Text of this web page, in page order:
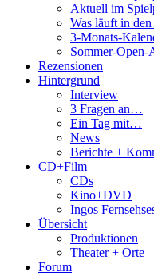
Aktuell im
Was läuft in den
3-Monats-
Sommer-
Rezensionen
Hintergrund
Interview
3 Fragen an…
Ein Tag mit…
News
Berichte +
CD+Film
CDs
Kino+DVD
Ingos
Übersicht
Produktionen
Theater + Orte
Forum